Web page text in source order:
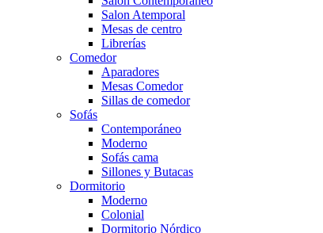
Salon Atemporal
Mesas de centro
Librerías
Comedor
Aparadores
Mesas Comedor
Sillas de comedor
Sofás
Contemporáneo
Moderno
Sofás cama
Sillones y Butacas
Dormitorio
Moderno
Colonial
Dormitorio Nórdico